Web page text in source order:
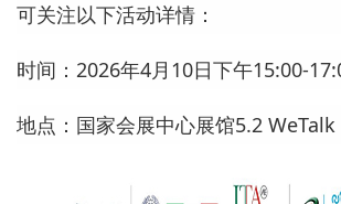
可关注以下活动详情：
时间：2026年4月10日下午15:00-
地点：国家会展中心展馆5.2